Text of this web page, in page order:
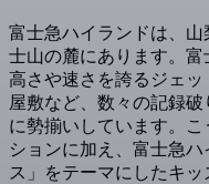
富士急ハイランドは、
士山の麓にあります。
高さや速さを誇るジェ
屋敷など、数々の記録
に勢揃いしています。
ションに加え、富士急
ス」をテーマにしたキ